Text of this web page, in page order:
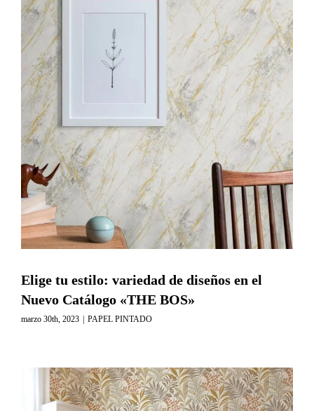
Elige tu estilo: variedad de diseños en el
Nuevo Catálogo «THE BOS»
marzo 30th, 2023 | PAPEL PINTADO